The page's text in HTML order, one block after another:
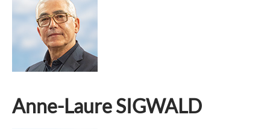
Anne-Laure SIGWALD